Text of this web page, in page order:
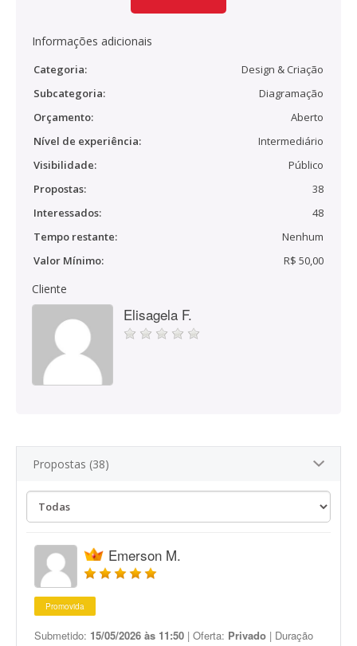
Informações adicionais
Categoria:
Design & Criação
Subcategoria:
Diagramação
Orçamento:
Aberto
Nível de experiência:
Intermediário
Visibilidade:
Público
Propostas:
38
Interessados:
48
Tempo restante:
Nenhum
Valor Mínimo:
R$ 50,00
Cliente
Elisagela F.
Propostas (38)
Emerson M.
Promovida
Submetido: 15/05/2026 às 11:50 | Oferta: Privado | Duração